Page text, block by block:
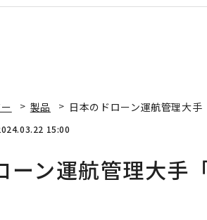
製品 日本のドローン運航管理大
15:00
ーン運航管理大手